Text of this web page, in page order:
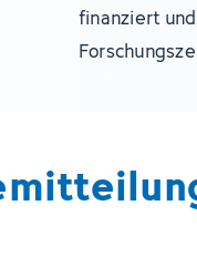
finanziert